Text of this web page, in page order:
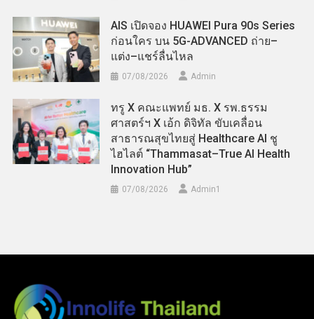
AIS เปิดจอง HUAWEI Pura 90s Series
ก่อนใคร บน 5G-ADVANCED ถ่าย–
แต่ง–แชร์ลื่นไหล
07/08/2026 Admin
ทรู X คณะแพทย์ มธ. X รพ.ธรรม
ศาสตร์ฯ X เอ้ก ดิจิทัล ขับเคลื่อน
สาธารณสุขไทยสู่ Healthcare AI ชู
ไฮไลต์ “Thammasat–True AI Health
Innovation Hub”
07/08/2026 Admin​1